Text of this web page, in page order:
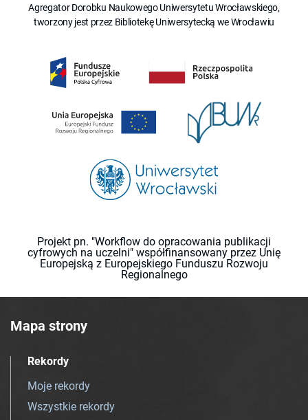
Agregator Dorobku Naukowego Uniwersytetu Wrocławskiego,
tworzony jest przez Bibliotekę Uniwersytecką we Wrocławiu
Projekt pn. "Workflow do opracowania publikacji
cyfrowych na uczelni" współfinansowany przez Unię
Europejską z Europejskiego Funduszu Rozwoju
Regionalnego
Mapa strony
Rekordy
Moje rekordy
Wszystkie rekordy